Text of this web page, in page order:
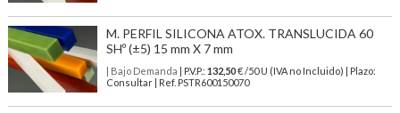
M. PERFIL SILICONA ATOX. TRANSLUCIDA 60
SHº (±5) 15 mm X 7 mm
| Bajo Demanda | P.V.P.: 132,50€ /50 U (IVA no Incluido) | Plazo:
Consultar | Ref. PSTR600150070